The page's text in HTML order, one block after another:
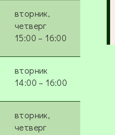
вторник,
четверг
15:00 – 16:00
вторник
14:00 – 16:00
вторник,
четверг